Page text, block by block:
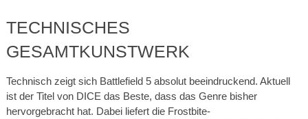
TECHNISCHES
GESAMTKUNSTWERK
Technisch zeigt sich Battlefield 5 absolut beeindruckend. Aktuell
ist der Titel von DICE das Beste, dass das Genre bisher
hervorgebracht hat. Dabei liefert die Frostbite-